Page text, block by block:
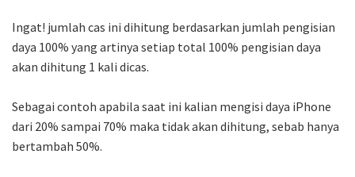
Ingat! jumlah cas ini dihitung berdasarkan jumlah pengisian
daya 100% yang artinya setiap total 100% pengisian daya
akan dihitung 1 kali dicas.
Sebagai contoh apabila saat ini kalian mengisi daya iPhone
dari 20% sampai 70% maka tidak akan dihitung, sebab hanya
bertambah 50%.